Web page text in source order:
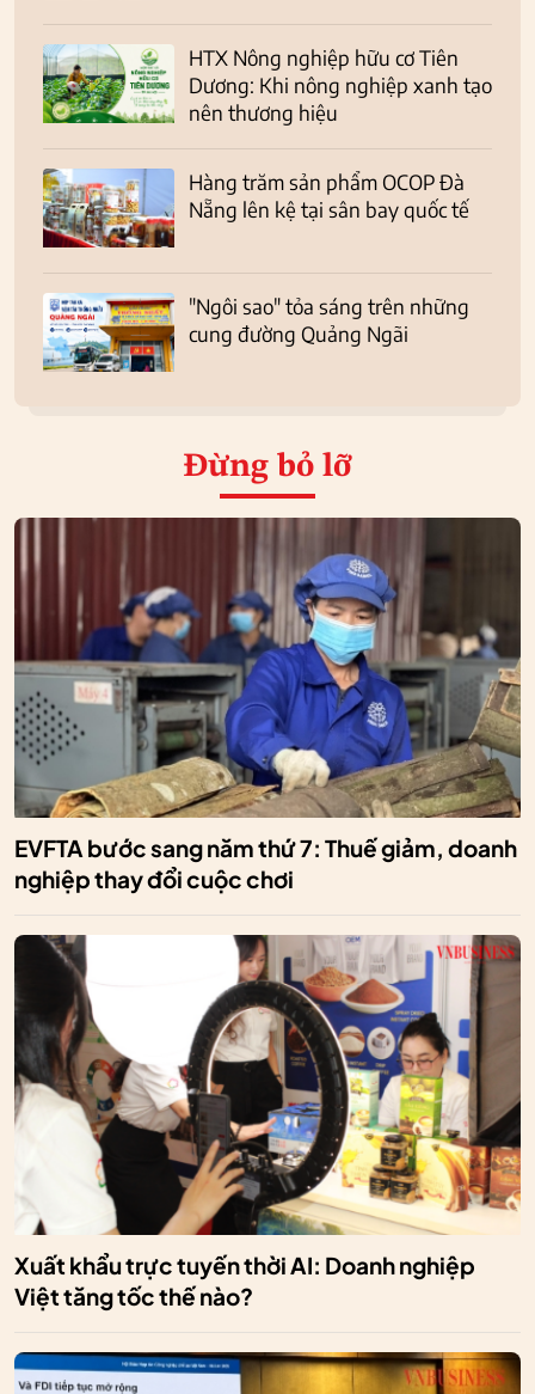
HTX Nông nghiệp hữu cơ Tiên
Dương: Khi nông nghiệp xanh tạo
nên thương hiệu
Hàng trăm sản phẩm OCOP Đà
Nẵng lên kệ tại sân bay quốc tế
"Ngôi sao" tỏa sáng trên những
cung đường Quảng Ngãi
Đừng bỏ lỡ
EVFTA bước sang năm thứ 7: Thuế giảm, doanh
nghiệp thay đổi cuộc chơi
Xuất khẩu trực tuyến thời AI: Doanh nghiệp
Việt tăng tốc thế nào?